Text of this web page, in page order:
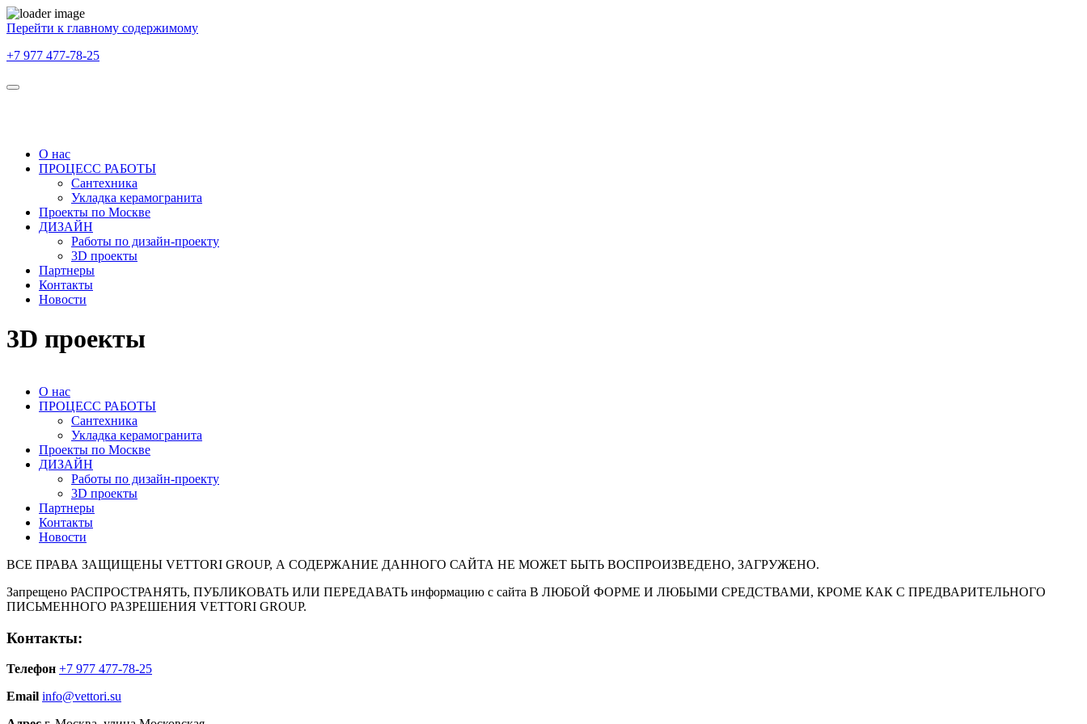
Перейти к главному содержимому
+7 977 477-78-25
О нас
ПРОЦЕСС РАБОТЫ
Сантехника
Укладка керамогранита
Проекты по Москве
ДИЗАЙН
Работы по дизайн-проекту
3D проекты
Партнеры
Контакты
Новости
3D проекты
О нас
ПРОЦЕСС РАБОТЫ
Сантехника
Укладка керамогранита
Проекты по Москве
ДИЗАЙН
Работы по дизайн-проекту
3D проекты
Партнеры
Контакты
Новости
ВСЕ ПРАВА ЗАЩИЩЕНЫ VETTORI GROUP, А СОДЕРЖАНИЕ ДАННОГО САЙТА НЕ МОЖЕТ БЫТЬ ВОСПРОИЗВЕДЕНО, ЗАГРУЖЕНО.
Запрещено РАСПРОСТРАНЯТЬ, ПУБЛИКОВАТЬ ИЛИ ПЕРЕДАВАТЬ информацию с сайта В ЛЮБОЙ ФОРМЕ И ЛЮБЫМИ СРЕДСТВАМИ, КРОМЕ КАК С ПРЕДВАРИТЕЛЬНОГО
ПИСЬМЕННОГО РАЗРЕШЕНИЯ VETTORI GROUP.
Контакты:
Телефон +7 977 477-78-25
Email info@vettori.su